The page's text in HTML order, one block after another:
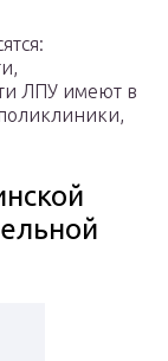
ЛПУ имеют в